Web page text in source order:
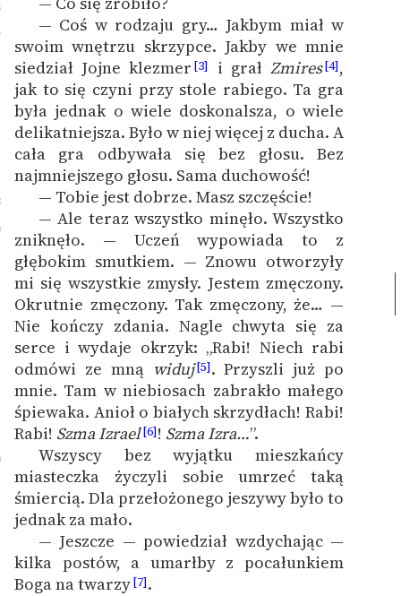
— Coś w rodzaju gry… Jakbym miał w
swoim wnętrzu skrzypce. Jakby we mnie
siedział Jojne klezmer [3] i grałZmires[4],
jak to się czyni przy stole rabiego. Ta gra
była jednak o wiele doskonalsza, o wiele
delikatniejsza. Było w niej więcej z ducha. A
cała gra odbywała się bez głosu. Bez
najmniejszego głosu. Sama duchowość!
— Tobie jest dobrze. Masz szczęście!
— Ale teraz wszystko minęło. Wszystko
zniknęło. — Uczeń wypowiada to z
głębokim smutkiem. — Znowu otworzyły
mi się wszystkie zmysły. Jestem zmęczony.
Okrutnie zmęczony. Tak zmęczony, że… —
Nie kończy zdania. Nagle chwyta się za
serce i wydaje okrzyk: „Rabi! Niech rabi
odmówi ze mną widuj[5]. Przyszli już po
mnie. Tam w niebiosach zabrakło małego
śpiewaka. Anioł o białych skrzydłach! Rabi!
Rabi! Szma Izrael[6]! Szma Izra…”.
Wszyscy bez wyjątku mieszkańcy
miasteczka życzyli sobie umrzeć taką
śmiercią. Dla przełożonego jeszywy było to
jednak za mało.
— Jeszcze — powiedział wzdychając —
kilka postów, a umarłby z pocałunkiem
Boga na twarzy[7].